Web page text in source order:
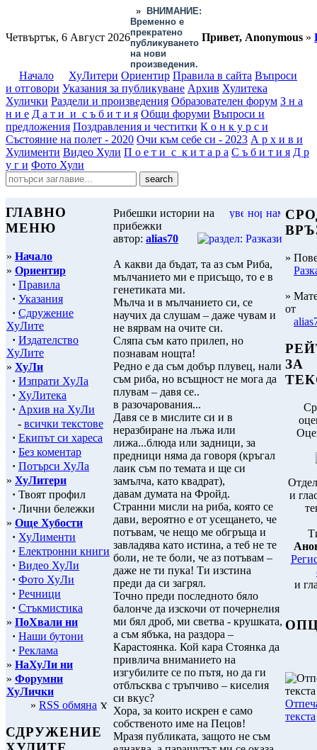
Четвъртък, 6 Август 2026
»
ВНИМАНИЕ:
Временно е
прекратено
публикуването
на нови
произведения.
Привет, Anonymous »
Начало ХуЛитери Ориентир Правила в сайта Въпроси
и отговори Указания за публикуване Архив Хулитека
Хулички Раздели и произведения Образователен форум З н а
н и е Д а т и и с ъ б и т и я Общи форуми Въпроси и
предложения Поздравления и честитки К о н к у р с и
Състояние на полет - 2020 Очи към себе си - 2023 А р х и в и
Хулименти Видео Хули П о е т и с к и т а р а С ъ б и т и я Д р
у г и Фото Хули
ГЛАВНО
МЕНЮ
» Начало
» Ориентир
· Правила
· Указания
· Сдружение
ХуЛите
· Издателство
ХуЛите
» ХуЛи
· Изпрати ХуЛа
· ХуЛитека
· Архив на ХуЛи
- всички текстове
· Екипът си хареса
· Без коментар
· Потърси ХуЛа
» ХуЛитери
· Твоят профил
· Лични бележки
» Още Хубости
· ХуЛименти
· Електронни книги
· Видео ХуЛи
· Фото ХуЛи
· Речници
· Стъкмистика
» ПоХвали ни
· Наши бутони
· Реклама
» НаХуЛи ни
» Форумни
ХуЛички
» RSS обмяна
СДРУЖЕНИЕ
Рибешки истории на
прибежки
автор: alias70
А какви да бъдат, та аз съм Риба,
мълчанието ми е присъщо, то е в
генетиката ми.
Мълча и в мълчанието си, се
научих да слушам – даже чувам и
не вярвам на очите си.
Сляпа съм като прилеп, но
познавам нощта!
Редно е да съм добър плувец, нали
съм риба, но всъщност не мога да
плувам – давя се..
в разочарования...
Давя се в мислите си и в
неразбиране на лъжа или
лижа...блюда или задници, за
предници няма да говоря (кръгал
лаик съм по темата и ще си
замълча, като квадрат),
давам думата на Фройд.
Странни мисли на риба, която се
дави, вероятно е от усещането, че
потъвам, че нещо ме обгръща и
завладява като истина, а теб не те
боли, не те боли, че аз потъвам –
даже не ти пука! Ти изстина
преди да си загрял.
Точно преди последното бяло
балонче да изскочи от почернелия
ми бял дроб, ми светва - крушката,
а съм ябъка, на раздора –
Карастоянка. Кой кара Стоянка да
привлича вниманието на
изгубилите се по пътя, но да ги
отблъсква с тръпчиво – киселия
си вкус?
Хора, за които искрен е само
собственото име на Пецов!
Мразя публиката, защото не съм
»
»
от
ЗА
и
и
текста